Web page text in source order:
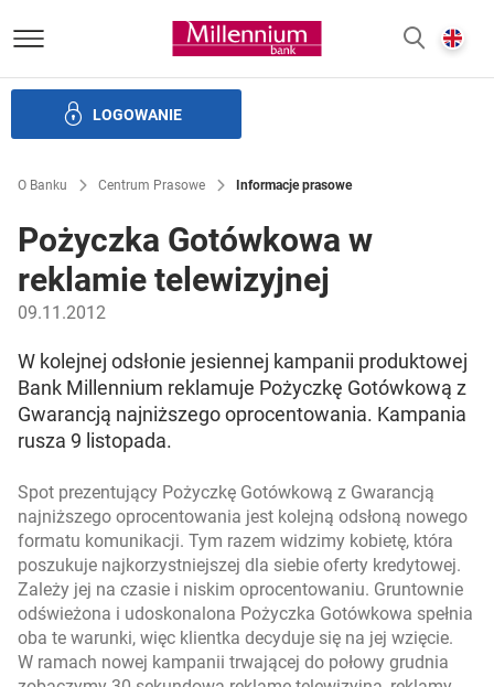
Bank Millennium homepage
LOGOWANIE
O Banku Centrum Prasowe Informacje prasowe
Pożyczka Gotówkowa w
reklamie telewizyjnej
09.11.2012
W kolejnej odsłonie jesiennej kampanii produktowej
Bank Millennium reklamuje Pożyczkę Gotówkową z
Gwarancją najniższego oprocentowania. Kampania
rusza 9 listopada.
Spot prezentujący Pożyczkę Gotówkową z Gwarancją
najniższego oprocentowania jest kolejną odsłoną nowego
formatu komunikacji. Tym razem widzimy kobietę, która
poszukuje najkorzystniejszej dla siebie oferty kredytowej.
Zależy jej na czasie i niskim oprocentowaniu. Gruntownie
odświeżona i udoskonalona Pożyczka Gotówkowa spełnia
oba te warunki, więc klientka decyduje się na jej wzięcie.
W ramach nowej kampanii trwającej do połowy grudnia